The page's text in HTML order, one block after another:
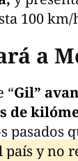
100 km/
a
“Gil”
de
pasados
país y